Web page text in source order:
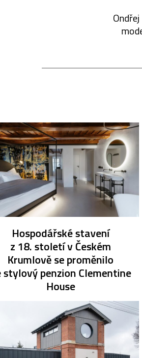
Hospodářské stavení
z 18. století v Českém
Krumlově se proměnilo
stylový penzion Clementine
House